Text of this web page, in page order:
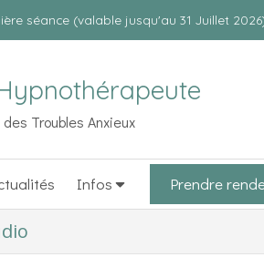
séance (valable jusqu'au 31 Juillet
Troubles Anxieux
Infos Prendre